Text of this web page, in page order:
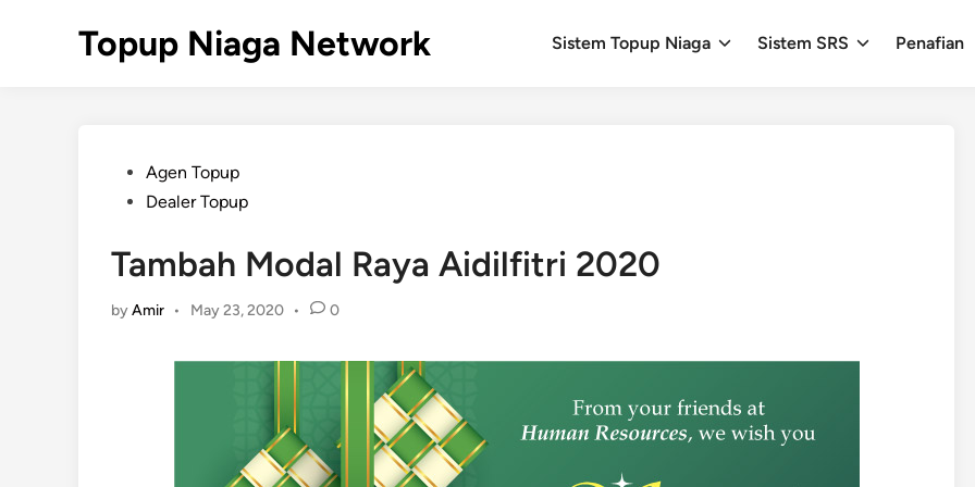
Topup Niaga Network Sistem Topup Niaga Sistem SRS Penafian
PostedAgen Topup
Dealer Topup
Tambah Modal Raya Aidilfitri 2020
byAmir • May 23, 2020 • 0